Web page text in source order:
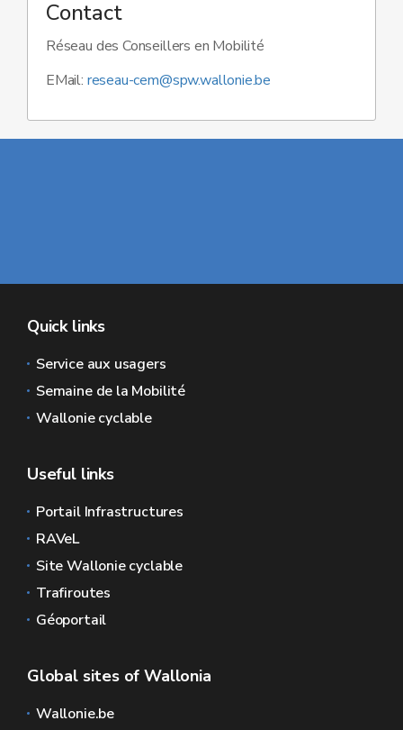
Contact
Réseau des Conseillers en Mobilité
EMail: reseau-cem@spw.wallonie.be
Quick links
Service aux usagers
Semaine de la Mobilité
Wallonie cyclable
Useful links
Portail Infrastructures
RAVeL
Site Wallonie cyclable
Trafiroutes
Géoportail
Global sites of Wallonia
Wallonie.be